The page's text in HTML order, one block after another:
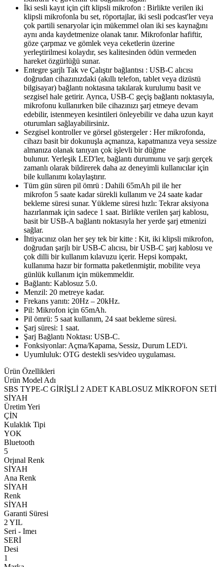
İki sesli kayıt için çift klipsli mikrofon : Birlikte verilen iki
klipsli mikrofonla bu set, röportajlar, iki sesli podcast'ler veya
çok partili senaryolar için mükemmel olan iki ses kaynağını
aynı anda kaydetmenize olanak tanır. Mikrofonlar hafiftir,
göze çarpmaz ve gömlek veya ceketlerin üzerine
yerleştirilmesi kolaydır, ses kalitesinden ödün vermeden
hareket özgürlüğü sunar.
Entegre şarjlı Tak ve Çalıştır bağlantısı : USB-C alıcısı
doğrudan cihazınızdaki (akıllı telefon, tablet veya dizüstü
bilgisayar) bağlantı noktasına takılarak kurulumu basit ve
sezgisel hale getirir. Ayrıca, USB-C geçiş bağlantı noktasıyla,
mikrofonu kullanırken bile cihazınızı şarj etmeye devam
edebilir, istenmeyen kesintileri önleyebilir ve daha uzun kayıt
oturumları sağlayabilirsiniz.
Sezgisel kontroller ve görsel göstergeler : Her mikrofonda,
cihazı basit bir dokunuşla açmanıza, kapatmanıza veya sessize
almanıza olanak tanıyan çok işlevli bir düğme
bulunur. Yerleşik LED'ler, bağlantı durumunu ve şarjı gerçek
zamanlı olarak bildirerek daha az deneyimli kullanıcılar için
bile kullanımı kolaylaştırır.
Tüm gün süren pil ömrü : Dahili 65mAh pil ile her
mikrofon 5 saate kadar sürekli kullanım ve 24 saate kadar
bekleme süresi sunar. Yükleme süresi hızlı: Tekrar aksiyona
hazırlanmak için sadece 1 saat. Birlikte verilen şarj kablosu,
basit bir USB-A bağlantı noktasıyla her yerde şarj etmenizi
sağlar.
İhtiyacınız olan her şey tek bir kitte : Kit, iki klipsli mikrofon,
doğrudan şarjlı bir USB-C alıcısı, bir USB-C şarj kablosu ve
çok dilli bir kullanım kılavuzu içerir. Hepsi kompakt,
kullanıma hazır bir formatta paketlenmiştir, mobilite veya
günlük kullanım için mükemmeldir.
Bağlantı: Kablosuz 5.0.
Menzil: 20 metreye kadar.
Frekans yanıtı: 20Hz – 20kHz.
Pil: Mikrofon için 65mAh.
Pil ömrü: 5 saat kullanım, 24 saat bekleme süresi.
Şarj süresi: 1 saat.
Şarj Bağlantı Noktası: USB-C.
Fonksiyonlar: Açma/Kapama, Sessiz, Durum LED'i.
Uyumluluk: OTG destekli ses/video uygulaması.
Ürün Özellikleri
Ürün Model Adı
SBS TYPE-C GİRİŞLİ 2 ADET KABLOSUZ MİKROFON SETİ
SİYAH
Üretim Yeri
ÇİN
Kulaklık Tipi
YOK
Bluetooth
5
Orjınal Renk
SİYAH
Ana Renk
SİYAH
Renk
SİYAH
Garanti Süresi
2 YIL
Seri - Imeı
SERİ
Desi
1